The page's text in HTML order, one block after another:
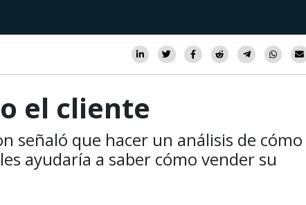
el cliente
señaló que hacer un análisis de cómo
ayudaría a saber cómo vender su